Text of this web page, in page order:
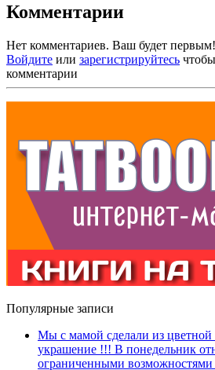
Комментарии
Нет комментариев. Ваш будет первым!
Войдите или зарегистрируйтесь
комментарии
Популярные записи
Мы с мамой сделали из цветной
украшение !!! В понедельник
ограниченными возможностями